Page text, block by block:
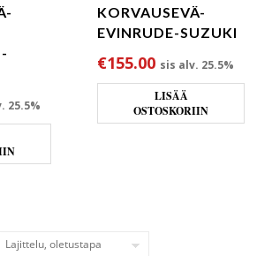
25.5%
KORVAUSEVÄ-
EVINRUDE-SUZUKI
€155.00 sis alv. 25.5%
LISÄÄ
OSTOSKORIIN